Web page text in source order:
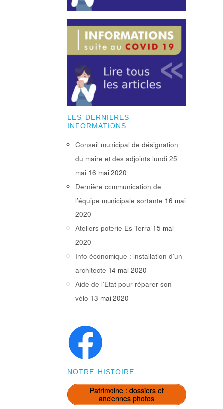
LES DERNIÈRES
INFORMATIONS
Conseil municipal de désignation
du maire et des adjoints lundi 25
mai 16 mai 2020
Dernière communication de
l’équipe municipale sortante 16 mai
2020
Ateliers poterie Es Terra 15 mai
2020
Info économique : installation d’un
architecte 14 mai 2020
Aide de l’Etat pour réparer son
vélo 13 mai 2020
NOTRE HISTOIRE :
Patrimoine : dossiers et
anciennes photos